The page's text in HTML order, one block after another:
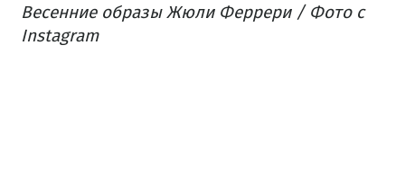
Весенние образы Жюли Феррери / Фото с
Instagram